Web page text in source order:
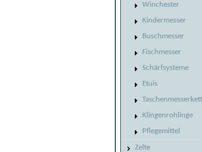
Winchester
Kindermesser
Buschmesser
Fischmesser
Schärfsysteme
Etuis
Klingenrohlinge
Pflegemittel
Zelte